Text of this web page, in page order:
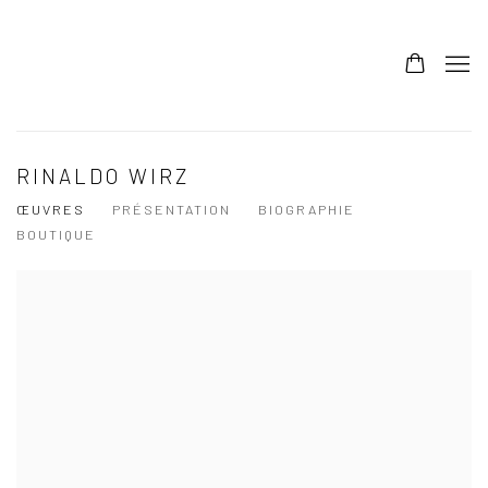
RINALDO WIRZ
ŒUVRES PRÉSENTATION
BIOGRAPHIE
BOUTIQUE